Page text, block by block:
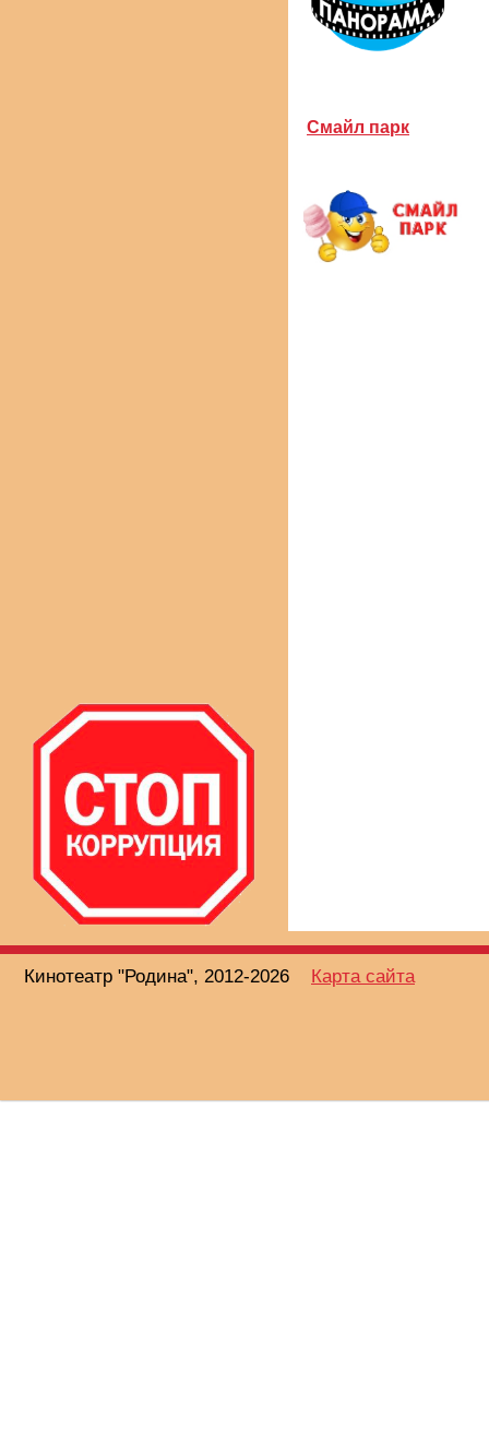
Смайл парк
Кинотеатр "Родина", 2012-2026 Карта сайта